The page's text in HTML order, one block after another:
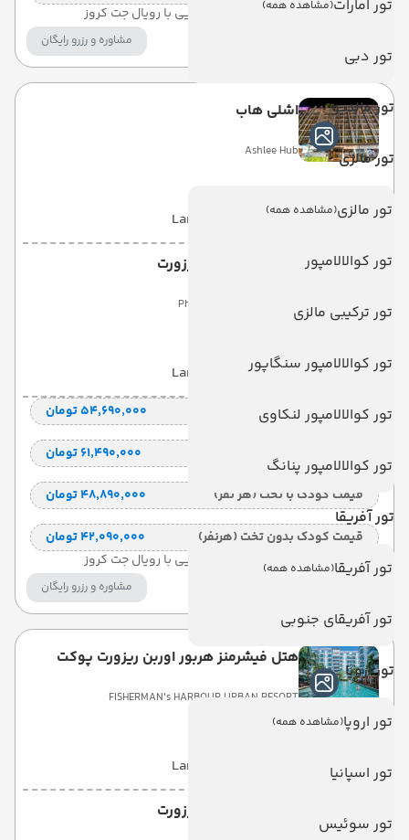
تور امارات(مشاهده همه)
تور دبی
تور مالدیو
تور مالزی
تور مالزی(مشاهده همه)
تور کوالالامپور
تور ترکیبی مالزی
تور کوالالامپور سنگاپور
تور کوالالامپور لنکاوی
تور کوالالامپور پنانگ
تور آفریقا
تور آفریقا(مشاهده همه)
تور آفریقای جنوبی
تور اروپا
تور اروپا(مشاهده همه)
تور اسپانیا
تور سوئیس
ترانسفر اختصاصی فرودگاهی و دریایی با رویال جت کروز
مشاوره و رزرو رایگان
اشلی هاب
Ashlee Hub
با صبحانه(BB) 5 شب
Land View
فی فی کلیف بیچ رزورت
Phi Phi Cliff Beach Resort
با صبحانه(BB) 2 شب Land View
قیمت 2 تخته (هرنفر) ۵۴٬۶۹۰٬۰۰۰ تومان
۶۱٬۴۹۰٬۰۰۰ تومان
قیمت کودک با تخت (هر نفر) ۴۸٬۸۹۰٬۰۰۰ تومان
قیمت کودک بدون تخت (هرنفر)
۴۲٬۰۹۰٬۰۰۰ تومان
ترانسفر اختصاصی فرودگاهی و دریایی با رویال جت کروز
مشاوره و رزرو رایگان
هتل فیشرمنز هربور اوربن ریزورت پوکت
FISHERMAN's HARBOUR URBAN RESORT
با صبحانه
Land View
فی فی کلیف بیچ رزورت